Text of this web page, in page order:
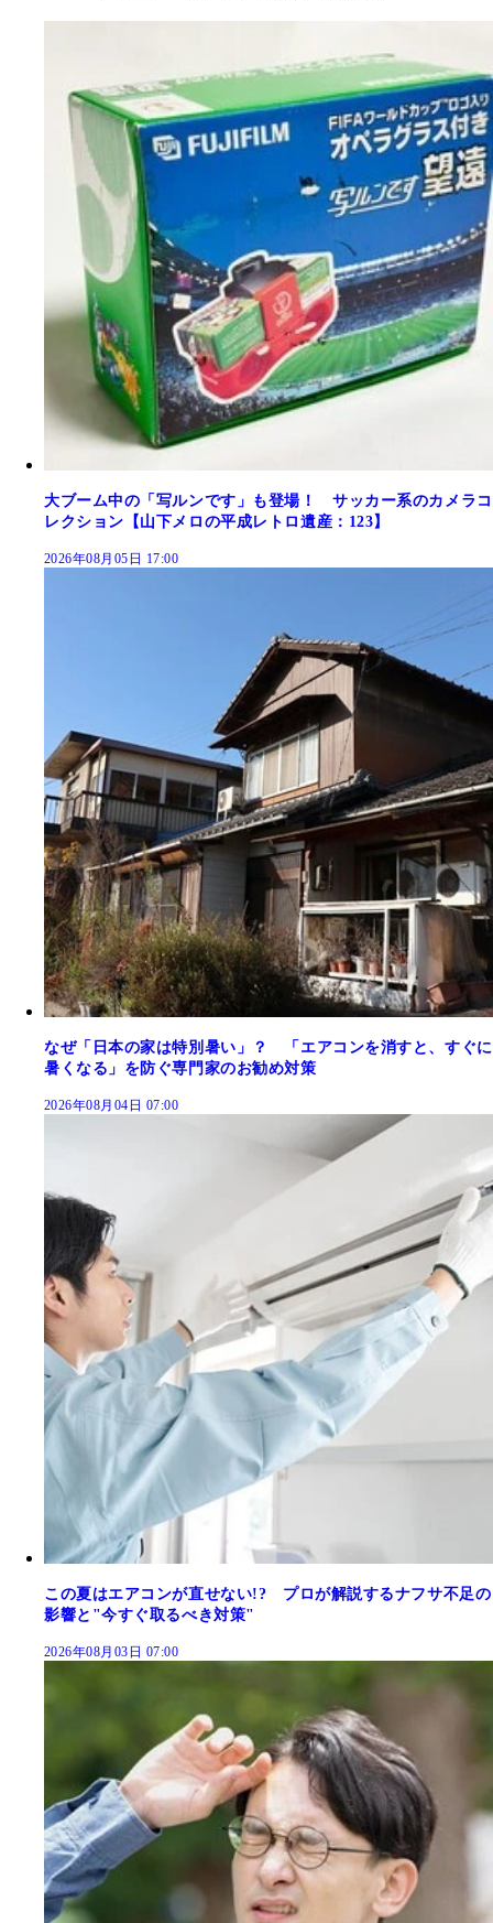
大ブーム中の「写ルンです」も登場！ サッカー系のカメラコ
レクション【山下メロの平成レトロ遺産：123】
2026年08月05日 17:00
なぜ「日本の家は特別暑い」？ 「エアコンを消すと、すぐに
暑くなる」を防ぐ専門家のお勧め対策
2026年08月04日 07:00
この夏はエアコンが直せない!? プロが解説するナフサ不足の
影響と"今すぐ取るべき対策"
2026年08月03日 07:00